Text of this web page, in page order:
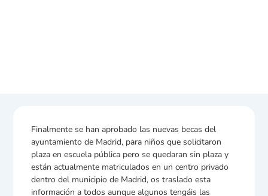
Finalmente se han aprobado las nuevas becas del
ayuntamiento de Madrid, para niños que solicitaron
plaza en escuela pública pero se quedaran sin plaza y
están actualmente matriculados en un centro privado
dentro del municipio de Madrid, os traslado esta
información a todos aunque algunos tengáis las